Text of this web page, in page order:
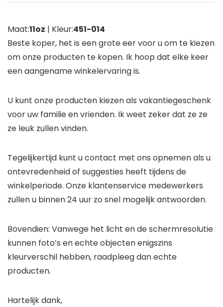
Maat:11oz | Kleur:451-014
Beste koper, het is een grote eer voor u om te kiezen
om onze producten te kopen. Ik hoop dat elke keer
een aangename winkelervaring is.
U kunt onze producten kiezen als vakantiegeschenk
voor uw familie en vrienden. Ik weet zeker dat ze ze
ze leuk zullen vinden.
Tegelijkertijd kunt u contact met ons opnemen als u
ontevredenheid of suggesties heeft tijdens de
winkelperiode. Onze klantenservice medewerkers
zullen u binnen 24 uur zo snel mogelijk antwoorden.
Bovendien: Vanwege het licht en de schermresolutie
kunnen foto’s en echte objecten enigszins
kleurverschil hebben, raadpleeg dan echte
producten.
Hartelijk dank,